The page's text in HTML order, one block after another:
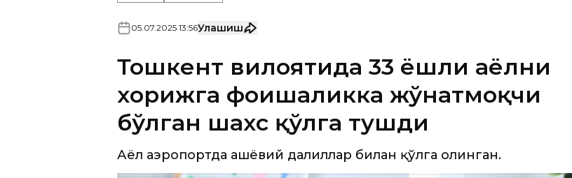
05 07 2025 13:56Улашиш
Тошкент вилоятида 33 ёшли аёлни
хорижга фоҳишаликка жўнатмоқчи
бўлган шахс қўлга тушди
Аёл аэропортда ашёвий далиллар билан қўлга олинган.